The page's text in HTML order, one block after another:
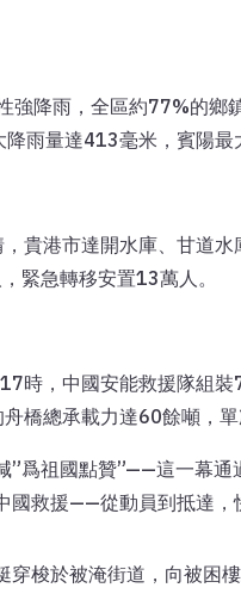
降雨，全區約77%的鄉
雨量達413毫米，賓陽最
貴港市達開水庫、甘道
緊急轉移安置13萬人。
時，中國安能救援隊組
橋總承載力達60餘噸，單
爲祖國點贊”——這一幕
國救援——從動員到抵達，
梭於被淹街道，向被困